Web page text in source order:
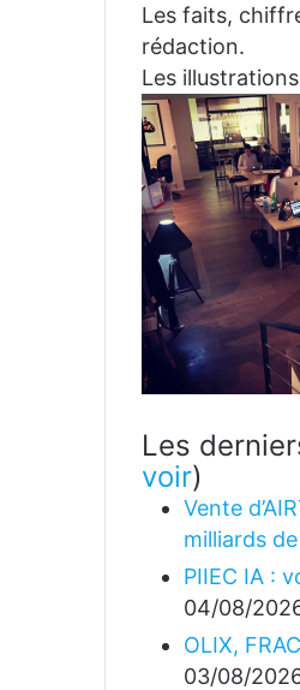
Les faits,
rédaction.
Les
Les
voir)
Vente
milliards
PIIEC IA :
04/08/
OLIX,
03/08/